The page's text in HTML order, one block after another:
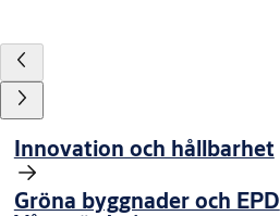
Innovation och hållbarhet
Gröna byggnader och EPD